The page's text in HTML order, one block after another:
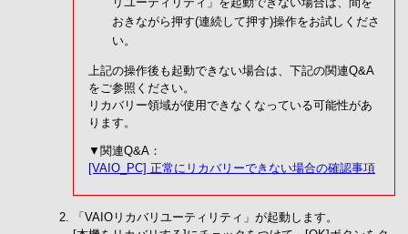
おきながら押す(連続して押す)操作をお試しくださ
い。
上記の操作後も起動できない場合は、下記の関連Q&A
をご参照ください。
リカバリー領域が使用できなくなっている可能性があ
ります。
▼関連Q&A：
[VAIO_PC] 正常にリカバリーできない場合の確認事項
「VAIOリカバリユーティリティ」が起動します。